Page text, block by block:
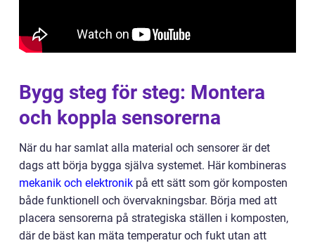
Bygg steg för steg: Montera
och koppla sensorerna
När du har samlat alla material och sensorer är det
dags att börja bygga själva systemet. Här kombineras
mekanik och elektronik på ett sätt som gör komposten
både funktionell och övervakningsbar. Börja med att
placera sensorerna på strategiska ställen i komposten,
där de bäst kan mäta temperatur och fukt utan att